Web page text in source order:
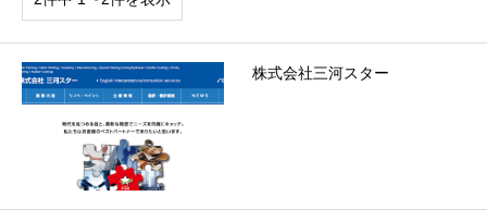
株式会社三河スター